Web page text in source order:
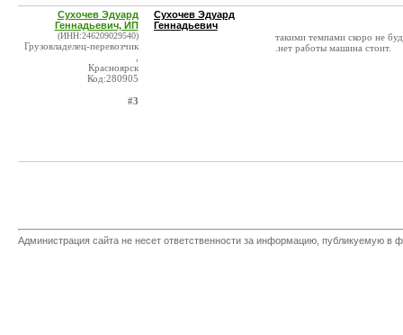
Сухочев Эдуард
Геннадьевич, ИП
(ИНН:246209029540)
Грузовладелец-перевозчик
Красноярск
Код:280905
#3
Сухочев Эдуард
Геннадьевич
такими темпами скоро не
.нет работы машина стоит.
Администрация сайта не несет ответственности за информацию, публикуемую